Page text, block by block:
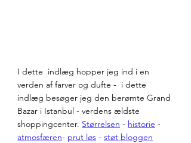
I dette  indlæg hopper jeg ind i en
verden af farver og dufte -  i dette
indlæg besøger jeg den berømte Grand
Bazar i Istanbul - verdens ældste
shoppingcenter. Størrelsen - historie -
atmosfæren- prut løs - støt bloggen